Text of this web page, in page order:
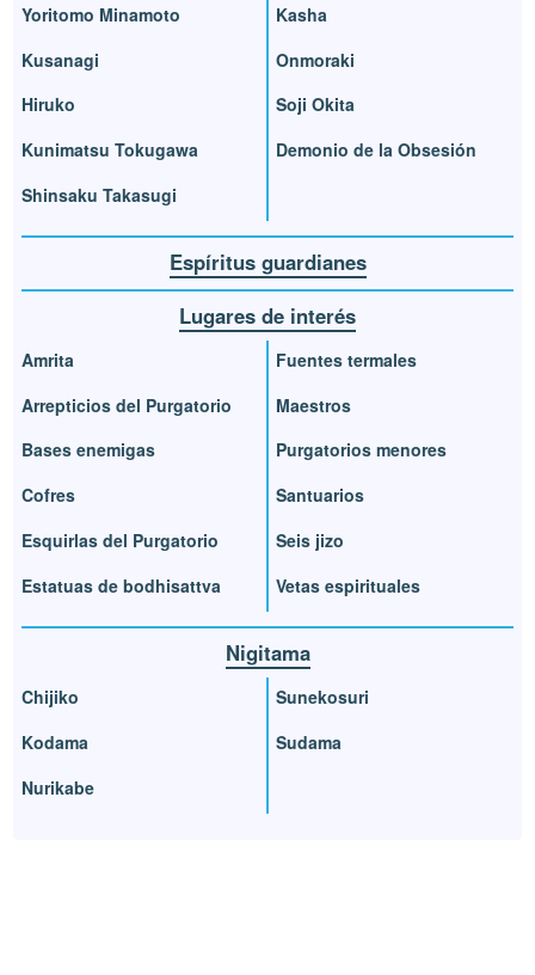
Yoritomo Minamoto
Kusanagi
Hiruko
Kunimatsu Tokugawa
Shinsaku Takasugi
Kasha
Onmoraki
Soji Okita
Demonio de la Obsesión
Espíritus guardianes
Lugares de interés
Amrita
Arrepticios del Purgatorio
Bases enemigas
Cofres
Esquirlas del Purgatorio
Estatuas de bodhisattva
Fuentes termales
Maestros
Purgatorios menores
Santuarios
Seis jizo
Vetas espirituales
Nigitama
Chijiko
Kodama
Nurikabe
Sunekosuri
Sudama